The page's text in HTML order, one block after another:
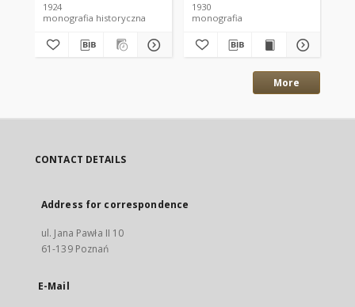
1924
monografia historyczna
1930
monografia
More
CONTACT DETAILS
Address for correspondence
ul. Jana Pawła II 10
61-139 Poznań
E-Mail